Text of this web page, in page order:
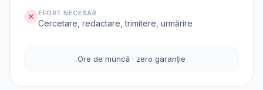
EFORT NECESAR
Cercetare, redactare, trimitere, urmărire
Ore de muncă · zero garanție